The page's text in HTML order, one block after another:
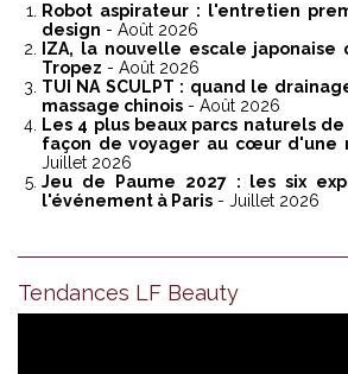
Robot aspirateur : l'entretien
design - Août 2026
IZA, la nouvelle escale
Tropez - Août 2026
TUI NA SCULPT : quand le
massage chinois - Août 2026
Les 4 plus beaux parcs naturels
façon de voyager au cœur d'une
Juillet 2026
Jeu de Paume 2027 : les six
l'événement à Paris - Juillet 2026
Tendances LF Beauty